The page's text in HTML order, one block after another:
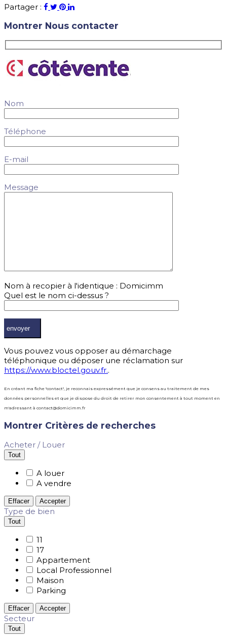
Partager :
Montrer Nous contacter
Nom
Téléphone
E-mail
Message
Nom à recopier à l'identique : Domicimm
Quel est le nom ci-dessus ?
Vous pouvez vous opposer au démarchage
téléphonique ou déposer une réclamation sur
https://www.bloctel.gouv.fr..
En créant ma fiche "contact", je reconnais expressément que je consens au traitement de mes
données personnelles et que je dispose du droit de retirer mon consentement à tout moment en
m'adressant à contact@domicimm.fr
Montrer Critères de recherches
Acheter / Louer
Tout
A louer
A vendre
Effacer Accepter
Type de bien
Tout
11
17
Appartement
Local Professionnel
Maison
Parking
Effacer Accepter
Secteur
Tout